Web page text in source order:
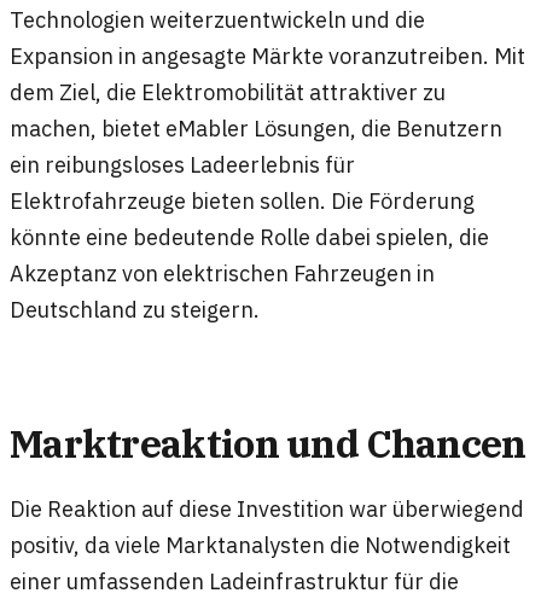
Technologien weiterzuentwickeln und die
Expansion in angesagte Märkte voranzutreiben. Mit
dem Ziel, die Elektromobilität attraktiver zu
machen, bietet eMabler Lösungen, die Benutzern
ein reibungsloses Ladeerlebnis für
Elektrofahrzeuge bieten sollen. Die Förderung
könnte eine bedeutende Rolle dabei spielen, die
Akzeptanz von elektrischen Fahrzeugen in
Deutschland zu steigern.
Marktreaktion und Chancen
Die Reaktion auf diese Investition war überwiegend
positiv, da viele Marktanalysten die Notwendigkeit
einer umfassenden Ladeinfrastruktur für die